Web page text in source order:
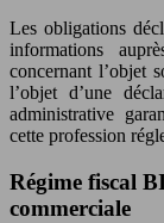
Les obligations
informations
concernant l’objet
l’objet d’une
administrative
cette profession
Régime fiscal
commerciale